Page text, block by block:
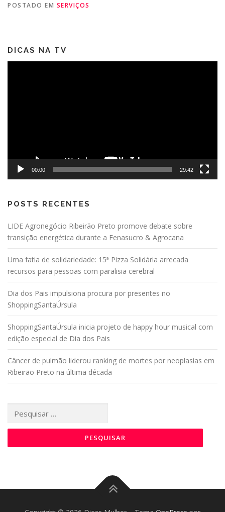
POSTADO EM SERVIÇOS
DICAS NA TV
00:00 29:42
POSTS RECENTES
LIDE Agronegócio Ribeirão Preto promove debate sobre
transição energética durante a Fenasucro & Agrocana
Uma fatia de solidariedade: 15ª Pizza Solidária arrecada
recursos para pessoas com paralisia cerebral
Dia dos Pais impulsiona procura por presentes no
ShoppingSantaÚrsula
ShoppingSantaÚrsula inicia projeto de happy hour musical com
edição especial de Dia dos Pais
Câncer de pulmão liderou ranking de mortes por neoplasias em
Ribeirão Preto na última década
por: